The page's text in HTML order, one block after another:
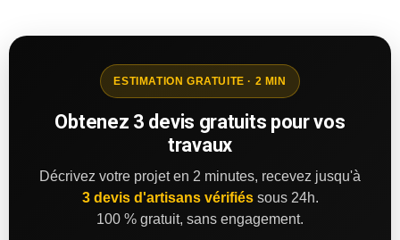
ESTIMATION GRATUITE · 2 MIN
Obtenez 3 devis gratuits pour vos
travaux
Décrivez votre projet en 2 minutes, recevez jusqu'à
3 devis d'artisans vérifiéssous 24h.
100 % gratuit, sans engagement.